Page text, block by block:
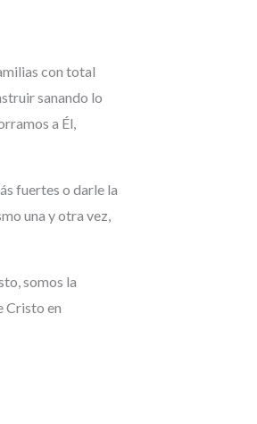
con total
sanando lo
a Él,
fuertes o darle la
una y otra vez,
somos la
Cristo en